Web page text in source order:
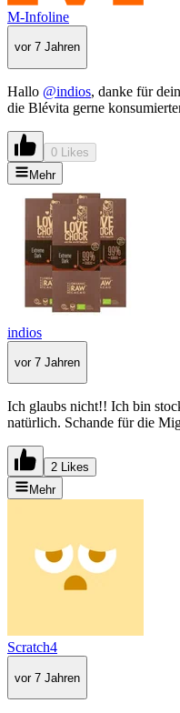
M-Infoline
vor 7 Jahren
Hallo @indios, danke für
die Blévita gerne
0 Likes
Mehr
indios
vor 7 Jahren
Ich glaubs nicht!! Ich bin
natürlich. Schande für die
2 Likes
Mehr
Scratch4
vor 7 Jahren